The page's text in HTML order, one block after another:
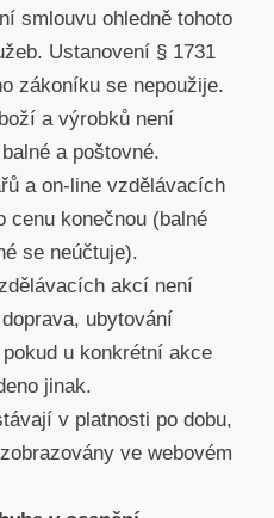
smlouvu ohledně tohoto
Ustanovení § 1731
zákoníku se nepoužije.
a výrobků není
a poštovné.
a on-line vzdělávacích
cenu konečnou (balné
se neúčtuje).
akcí není
ubytování
u konkrétní akce
jinak.
v platnosti po dobu,
ve webovém